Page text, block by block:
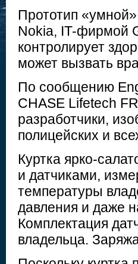
Прототип
Nokia, IT-фирмой
контролирует
может вызвать
По сообщению
CHASE Lifetech
разработчики,
полицейских и
Куртка ярко-
и датчиками,
температуры
давления и даже
Комплектация
владельца.